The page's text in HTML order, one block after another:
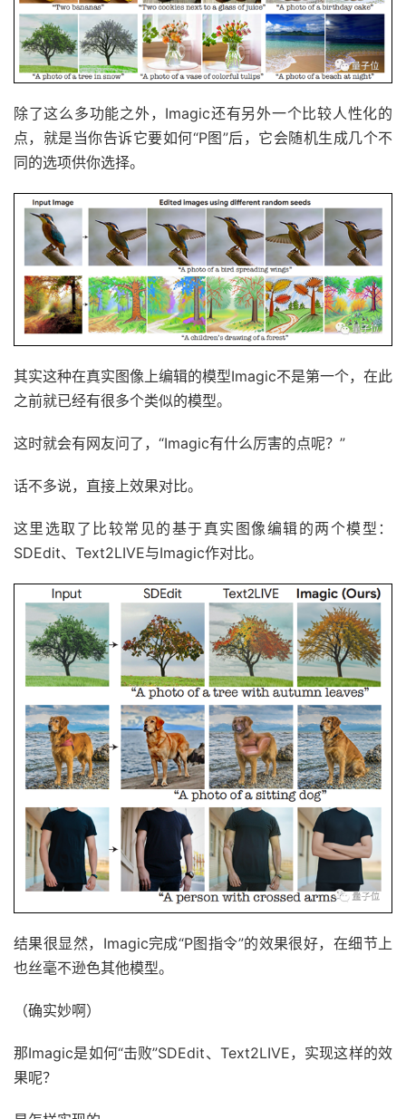
除了这么多功能之外，Imagic还有另外一个比较人性化的
点，就是当你告诉它要如何“P图”后，它会随机生成几个不
同的选项供你选择。
其实这种在真实图像上编辑的模型Imagic不是第一个，在此
之前就已经有很多个类似的模型。
这时就会有网友问了，“Imagic有什么厉害的点呢？”
话不多说，直接上效果对比。
这里选取了比较常见的基于真实图像编辑的两个模型：
SDEdit、Text2LIVE与Imagic作对比。
结果很显然，Imagic完成“P图指令”的效果很好，在细节上
也丝毫不逊色其他模型。
（确实妙啊）
那Imagic是如何“击败”SDEdit、Text2LIVE，实现这样的效
果呢？